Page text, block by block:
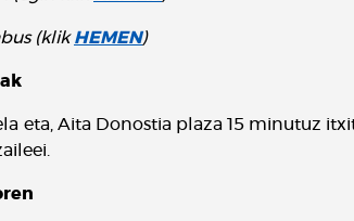
(klikHEMEN)
eta, Aita Donostia plaza 15 minutuz